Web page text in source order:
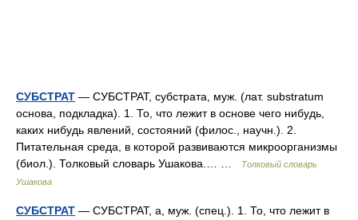
СУБСТРАТ — СУБСТРАТ, субстрата, муж. (лат. substratum
основа, подкладка). 1. То, что лежит в основе чего нибудь,
каких нибудь явлений, состояний (филос., научн.). 2.
Питательная среда, в которой развиваются микроорганизмы
(биол.). Толковый словарь Ушакова.… …
Толковый словарь
Ушакова
СУБСТРАТ — СУБСТРАТ, а, муж. (спец.). 1. То, что лежит в